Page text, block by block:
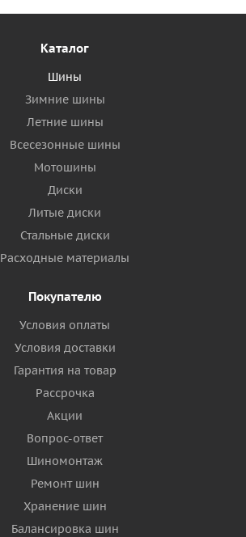
Каталог
Шины
Зимние шины
Летние шины
Всесезонные шины
Мотошины
Диски
Литые диски
Стальные диски
Расходные материалы
Покупателю
Условия оплаты
Условия доставки
Гарантия на товар
Рассрочка
Акции
Вопрос-ответ
Шиномонтаж
Ремонт шин
Хранение шин
Балансировка шин